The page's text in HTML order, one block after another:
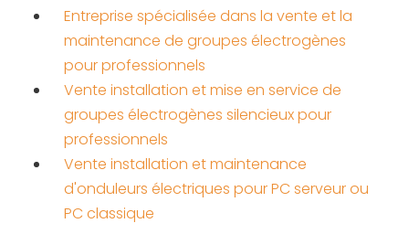
Entreprise spécialisée dans la vente et la
maintenance de groupes électrogènes
pour professionnels
Vente installation et mise en service de
groupes électrogènes silencieux pour
professionnels
Vente installation et maintenance
d'onduleurs électriques pour PC serveur ou
PC classique